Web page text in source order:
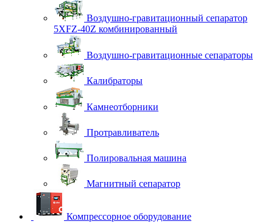
Воздушно-гравитационный сепаратор
5XFZ-40Z комбинированный
Воздушно-гравитационные сепараторы
Калибраторы
Камнеотборники
Протравливатель
Полировальная машина
Магнитный сепаратор
Компрессорное оборудование